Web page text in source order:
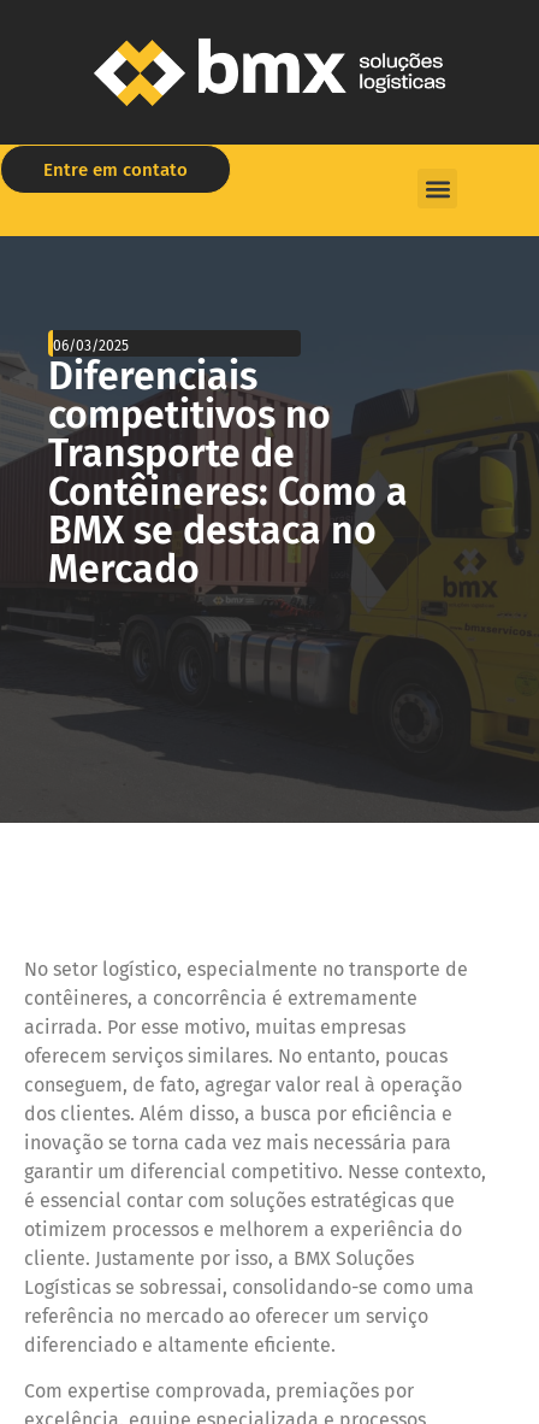
Entre em contato
06/03/2025
Diferenciais
competitivos no
Transporte de
Contêineres: Como a
BMX se destaca no
Mercado
No setor logístico, especialmente no transporte de
contêineres, a concorrência é extremamente
acirrada. Por esse motivo, muitas empresas
oferecem serviços similares. No entanto, poucas
conseguem, de fato, agregar valor real à operação
dos clientes. Além disso, a busca por eficiência e
inovação se torna cada vez mais necessária para
garantir um diferencial competitivo. Nesse contexto,
é essencial contar com soluções estratégicas que
otimizem processos e melhorem a experiência do
cliente. Justamente por isso, a BMX Soluções
Logísticas se sobressai, consolidando-se como uma
referência no mercado ao oferecer um serviço
diferenciado e altamente eficiente.
Com expertise comprovada, premiações por